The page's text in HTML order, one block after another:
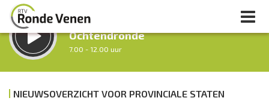
LUISTER LIVE:
Ochtendronde
7.00 - 12.00 uur
Tussen Twaalf en Twee
NIEUWSOVERZICHT VOOR PROVINCIALE STATEN